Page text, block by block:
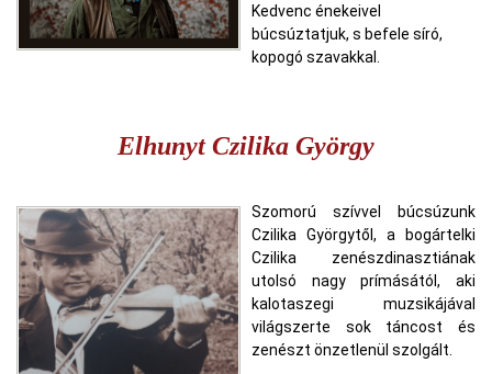
Kedvenc énekeivel
búcsúztatjuk, s befele síró,
kopogó szavakkal.
Elhunyt Czilika György
Szomorú szívvel búcsúzunk
Czilika Györgytől, a bogártelki
Czilika zenészdinasztiának
utolsó nagy prímásától, aki
kalotaszegi muzsikájával
világszerte sok táncost és
zenészt önzetlenül szolgált.